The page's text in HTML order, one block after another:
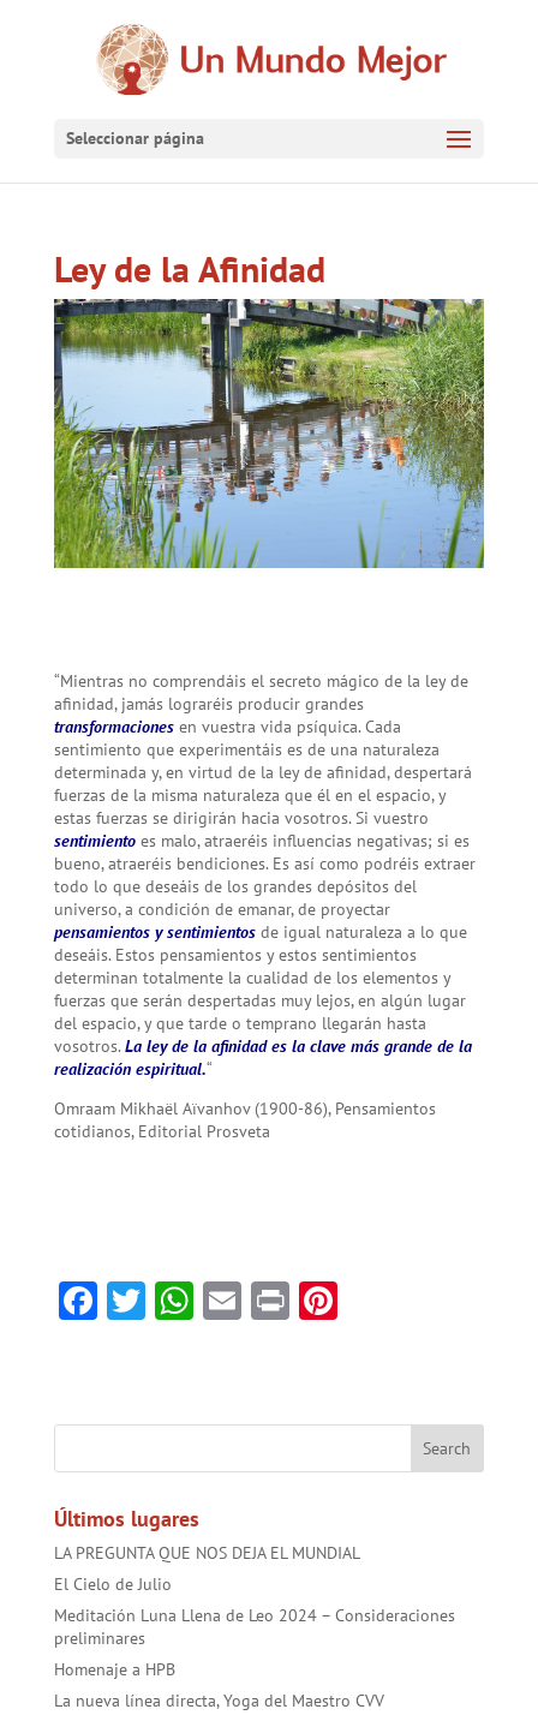
Seleccionar página
Ley de la Afinidad
“Mientras no comprendáis el secreto mágico de la ley de
afinidad, jamás lograréis producir grandes
transformacionesen vuestra vida psíquica. Cada
sentimiento que experimentáis es de una naturaleza
determinada y, en virtud de la ley de afinidad, despertará
fuerzas de la misma naturaleza que él en el espacio, y
estas fuerzas se dirigirán hacia vosotros. Si vuestro
sentimientoes malo, atraeréis influencias negativas; si es
bueno, atraeréis bendiciones. Es así como podréis extraer
todo lo que deseáis de los grandes depósitos del
universo, a condición de emanar, de proyectar
pensamientos y sentimientosde igual naturaleza a lo que
deseáis. Estos pensamientos y estos sentimientos
determinan totalmente la cualidad de los elementos y
fuerzas que serán despertadas muy lejos, en algún lugar
del espacio, y que tarde o temprano llegarán hasta
vosotros. La ley de la afinidad es la clave más grande de la
realización espiritual.“
Omraam Mikhaël Aïvanhov (1900-86), Pensamientos
cotidianos, Editorial Prosveta
F
b
T
er
W
sA
E
l
Pr Pi
es
Últimos lugares
LA PREGUNTA QUE NOS DEJA EL MUNDIAL
El Cielo de Julio
Meditación Luna Llena de Leo 2024 – Consideraciones
preliminares
Homenaje a HPB
La nueva línea directa, Yoga del Maestro CVV